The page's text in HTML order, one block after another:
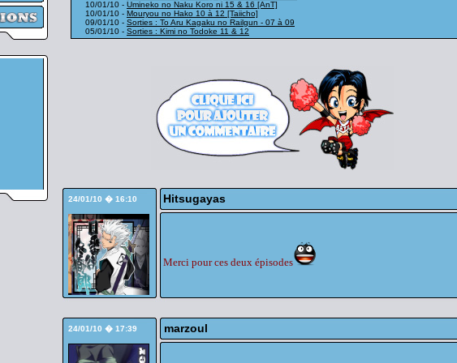
10/01/10 - Umineko no Naku Koro ni 15 & 16 [AnT]
10/01/10 - Mouryou no Hako 10 à 12 [Taiicho]
09/01/10 - Sorties : To Aru Kagaku no Railgun - 07 à 09
05/01/10 - Sorties : Kimi no Todoke 11 & 12
24/01/10 � 16:10 Hitsugayas
Merci pour ces deux épisodes
24/01/10 � 17:39 marzoul